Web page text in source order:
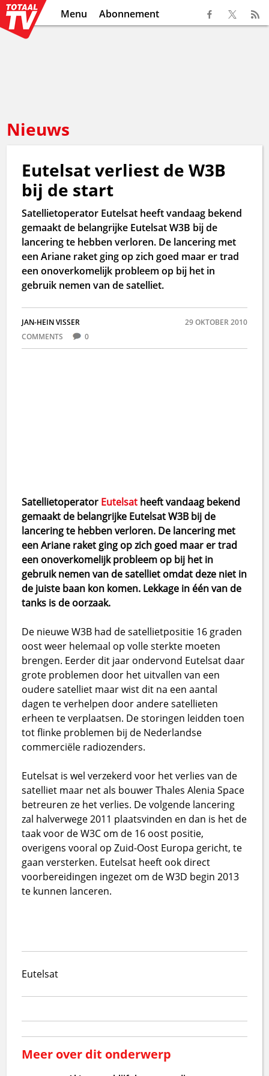
Menu Abonnement
Nieuws
Eutelsat verliest de W3B
bij de start
Satellietoperator Eutelsat heeft vandaag bekend
gemaakt de belangrijke Eutelsat W3B bij de
lancering te hebben verloren. De lancering met
een Ariane raket ging op zich goed maar er trad
een onoverkomelijk probleem op bij het in
gebruik nemen van de satelliet.
JAN-HEIN VISSER
29 OKTOBER 2010
COMMENTS
0
Satellietoperator Eutelsat heeft vandaag bekend
gemaakt de belangrijke Eutelsat W3B bij de
lancering te hebben verloren. De lancering met
een Ariane raket ging op zich goed maar er trad
een onoverkomelijk probleem op bij het in
gebruik nemen van de satelliet omdat deze niet in
de juiste baan kon komen. Lekkage in één van de
tanks is de oorzaak.
De nieuwe W3B had de satellietpositie 16 graden
oost weer helemaal op volle sterkte moeten
brengen. Eerder dit jaar ondervond Eutelsat daar
grote problemen door het uitvallen van een
oudere satelliet maar wist dit na een aantal
dagen te verhelpen door andere satellieten
erheen te verplaatsen. De storingen leidden toen
tot flinke problemen bij de Nederlandse
commerciële radiozenders.
Eutelsat is wel verzekerd voor het verlies van de
satelliet maar net als bouwer Thales Alenia Space
betreuren ze het verlies. De volgende lancering
zal halverwege 2011 plaatsvinden en dan is het de
taak voor de W3C om de 16 oost positie,
overigens vooral op Zuid-Oost Europa gericht, te
gaan versterken. Eutelsat heeft ook direct
voorbereidingen ingezet om de W3D begin 2013
te kunnen lanceren.
Eutelsat
Meer over dit onderwerp